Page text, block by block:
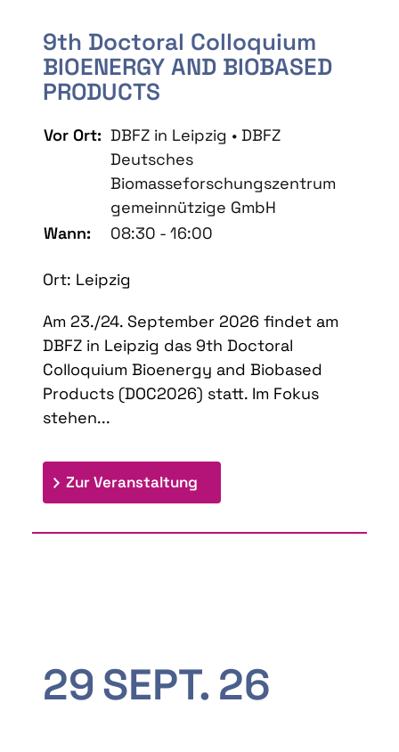
9th Doctoral Colloquium
BIOENERGY AND BIOBASED
PRODUCTS
Vor Ort: DBFZ in Leipzig • DBFZ
Deutsches
Biomasseforschungszentrum
gemeinnützige GmbH
Wann:
08:30 - 16:00
Ort: Leipzig
Am 23./24. September 2026 findet am
DBFZ in Leipzig das 9th Doctoral
Colloquium Bioenergy and Biobased
Products (DOC2026) statt. Im Fokus
stehen...
Zur Veranstaltung
29SEPT. 26